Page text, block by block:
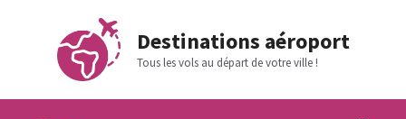
contenu
Destinations aéroport
Tous les vols au départ de votre ville !